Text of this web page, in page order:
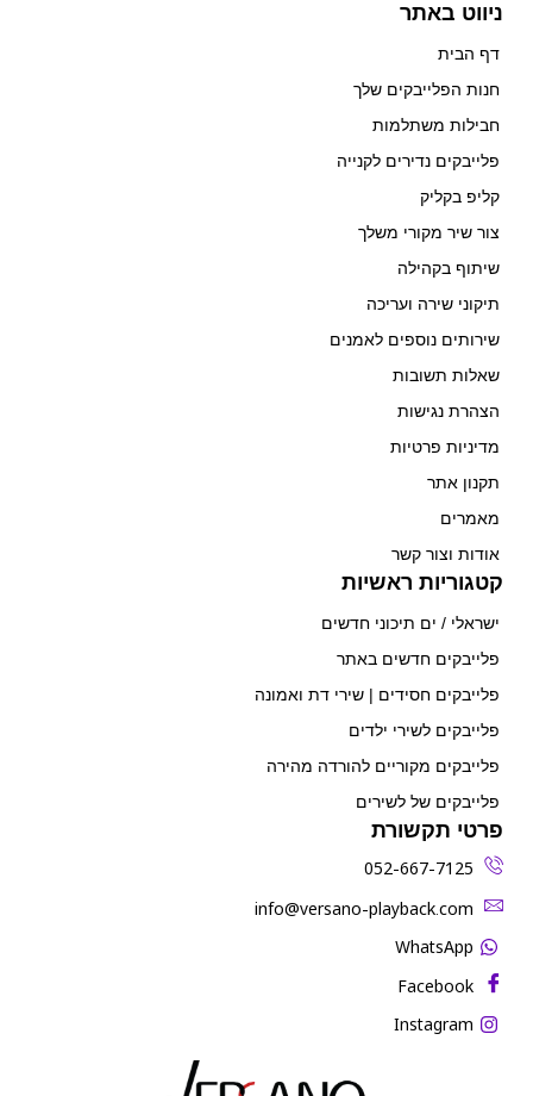
ניווט באתר
דף הבית
חנות הפלייבקים שלך
חבילות משתלמות
פלייבקים נדירים לקנייה
קליפ בקליק
צור שיר מקורי משלך
שיתוף בקהילה
תיקוני שירה ועריכה
שירותים נוספים לאמנים
שאלות תשובות
הצהרת נגישות
מדיניות פרטיות
תקנון אתר
מאמרים
אודות וצור קשר
קטגוריות ראשיות
ישראלי / ים תיכוני חדשים
פלייבקים חדשים באתר
פלייבקים חסידים | שירי דת ואמונה
פלייבקים לשירי ילדים
פלייבקים מקוריים להורדה מהירה
פלייבקים של לשירים
פרטי תקשורת
052-667-7125
‫info@versano-playback.com‬
WhatsApp
Facebook
Instagram